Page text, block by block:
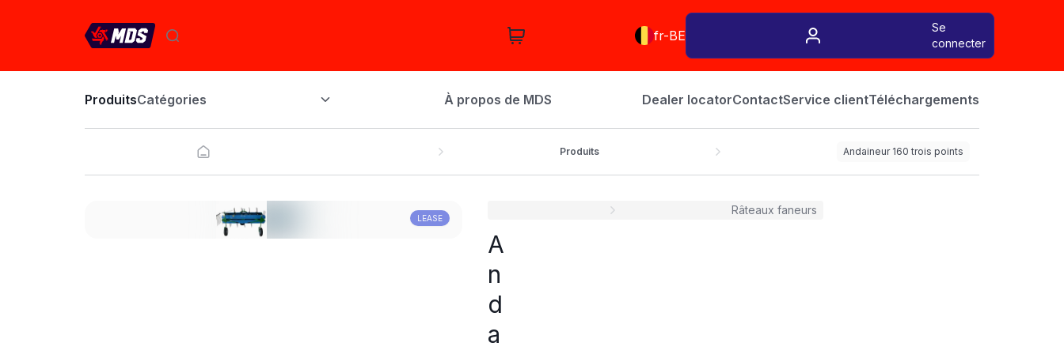
fr-BE
Se
connecter
ProduitsCatégories À propos de MDS Dealer locatorContactService clientTéléchargements
Produits Andaineur 160 trois points
LEASE
Râteaux faneurs
A
n
d
a